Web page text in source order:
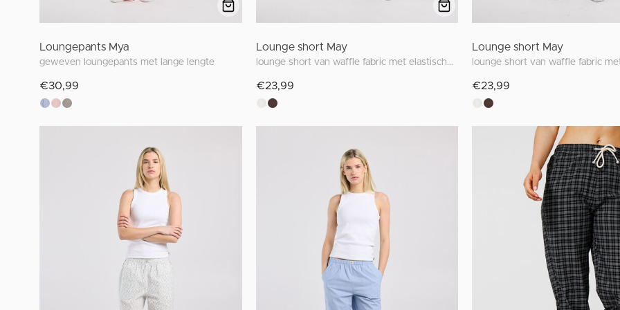
Loungepants Mya
geweven loungepants met lange lengte
€30,99
Lounge short May
lounge short van waffle fabric met elastische waistband
€23,99
Lounge short May
€23,99